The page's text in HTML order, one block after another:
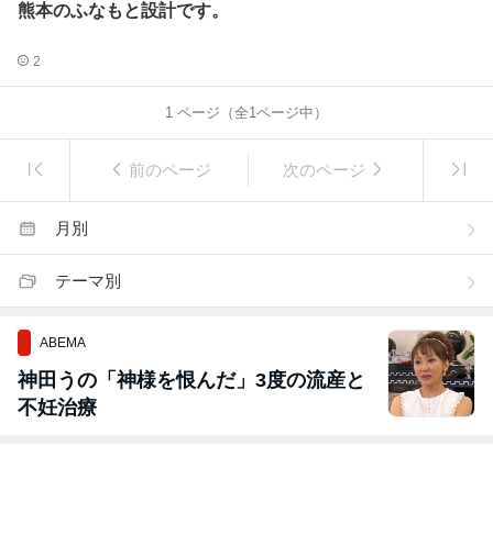
熊本のふなもと設計です。
2
1 ページ（全1ページ中）
前のページ 次のページ
月別
テーマ別
ABEMA
神田うの「神様を恨んだ」3度の流産と
不妊治療